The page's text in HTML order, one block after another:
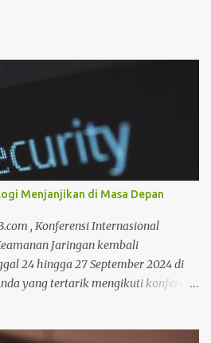
Menjanjikan di Masa Depan
, Konferensi Internasional
Jaringan kembali
24 hingga 27 September 2024 di
yang tertarik mengikuti konferensi